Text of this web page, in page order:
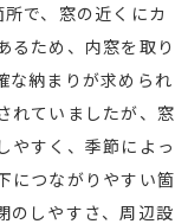
で、窓の近くにカ
るため、内窓を取り
な納まりが求められ
れていましたが、窓
やすく、季節によっ
につながりやすい箇
のしやすさ、周辺設